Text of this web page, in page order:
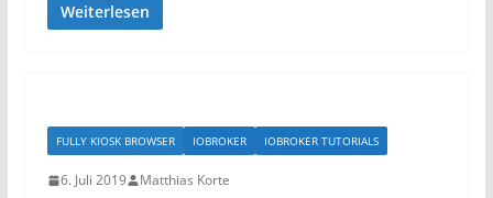
Weiterlesen
FULLY KIOSK BROWSER IOBROKER IOBROKER TUTORIALS
6. Juli 2019 Matthias Korte